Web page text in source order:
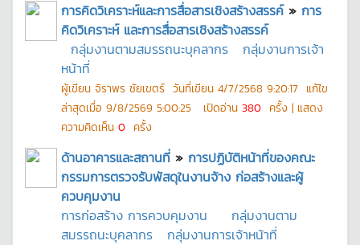
การคิดวิเคราะห์และการสื่อสารเชิงสร้างสรรค์» การ
คิดวิเคราะห์ และการสื่อสารเชิงสร้างสรรค์
กลุ่มงานตามสมรรถนะบุคลากร
กลุ่มงานการเจ้า
หน้าที่
ผู้เขียน จิราพร ชัยเขตร์ วันที่เขียน 4/7/2568 9:20:17 แก้ไข
ล่าสุดเมื่อ 9/8/2569 5:00:25 เปิดอ่าน 380 ครั้ง | แสดง
ความคิดเห็น 0 ครั้ง
ด้านอาคารและสถานที่ » การปฏิบัติหน้าที่ของคณะ
กรรมการตรวจรับพัสดุในงานจ้าง ก่อสร้างและผู้
ควบคุมงาน
การก่อสร้าง การควบคุมงาน
กลุ่มงานตาม
สมรรถนะบุคลากร
กลุ่มงานการเจ้าหน้าที่